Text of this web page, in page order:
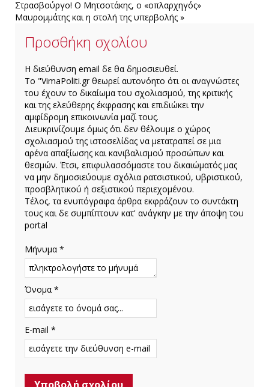
Στρασβούργο! Ο Μητσοτάκης, ο «οπλαρχηγός»
Μαυρομμάτης και η στολή της υπερβολής »
Προσθήκη σχολίου
H διεύθυνση email δε θα δημοσιευθεί.
Το "VimaPoliti.gr θεωρεί αυτονόητο ότι οι αναγνώστες
του έχουν το δικαίωμα του σχολιασμού, της κριτικής
και της ελεύθερης έκφρασης και επιδιώκει την
αμφίδρομη επικοινωνία μαζί τους.
Διευκρινίζουμε όμως ότι δεν θέλουμε ο χώρος
σχολιασμού της ιστοσελίδας να μετατραπεί σε μια
αρένα απαξίωσης και κανιβαλισμού προσώπων και
θεσμών. Έτσι, επιφυλασσόμαστε του δικαιώματός μας
να μην δημοσιεύουμε σχόλια ρατσιστικού, υβριστικού,
προσβλητικού ή σεξιστικού περιεχομένου.
Τέλος, τα ενυπόγραφα άρθρα εκφράζουν το συντάκτη
τους και δε συμπίπτουν κατ' ανάγκην με την άποψη του
portal
Μήνυμα *
Όνομα *
E-mail *